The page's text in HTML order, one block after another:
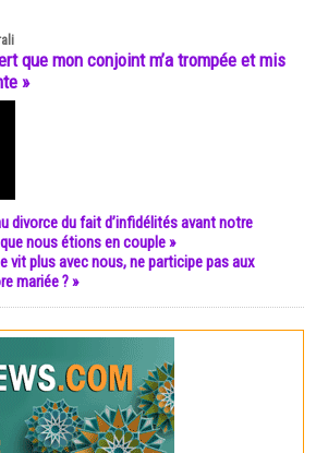
que mon conjoint m’a trompée et mis
»
divorce du fait d’infidélités avant notre
nous étions en couple »
vit plus avec nous, ne participe pas aux
mariée ? »